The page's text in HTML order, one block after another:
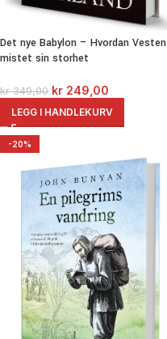
Det nye Babylon – Hvordan Vesten
mistet sin storhet
kr349,00 kr 249,00
LEGG I HANDLEKURV
-20%